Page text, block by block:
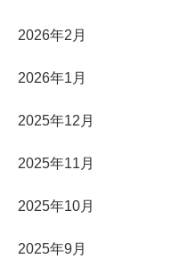
2026年2月
2026年1月
2025年12月
2025年11月
2025年10月
2025年9月